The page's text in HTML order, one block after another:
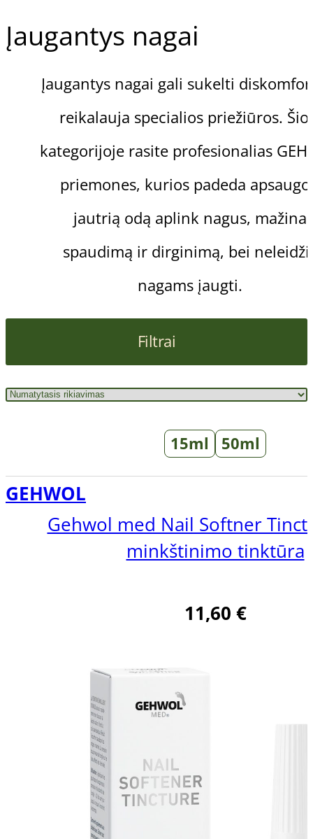
Įaugantys nagai
Įaugantys nagai gali sukelti
reikalauja specialios priežiūros.
kategorijoje rasite profesionalias
priemones, kurios padeda
jautrią odą aplink nagus, mažina
spaudimą ir dirginimą, bei
nagams įaugti.
Filtrai
15ml 50ml
GEHWOL
Gehwol med Nail Softner
minkštinimo tinktūra
11,60 €